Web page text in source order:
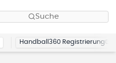
Suche
Handball360 Registrierung